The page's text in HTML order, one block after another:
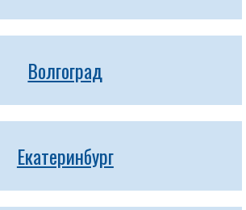
Волгоград
Екатеринбург